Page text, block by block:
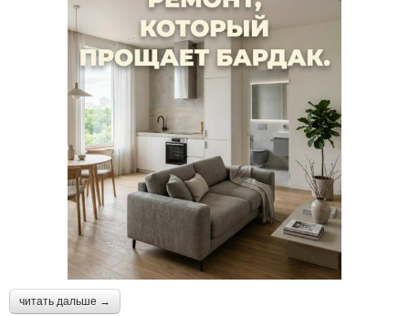
читать дальше →